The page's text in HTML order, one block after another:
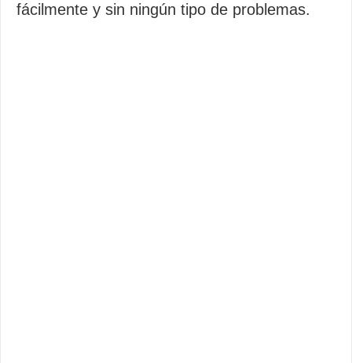
fácilmente y sin ningún tipo de problemas.